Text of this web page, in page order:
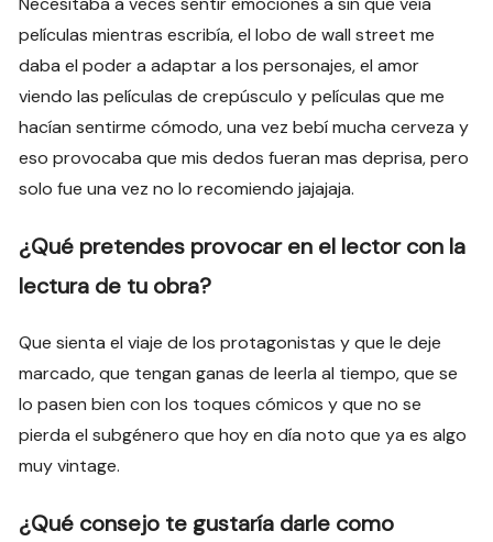
películas mientras escribía, el lobo de wall street me
daba el poder a adaptar a los personajes, el amor
viendo las películas de crepúsculo y películas que me
hacían sentirme cómodo, una vez bebí mucha cerveza y
eso provocaba que mis dedos fueran mas deprisa, pero
solo fue una vez no lo recomiendo jajajaja.
¿Qué pretendes provocar en el lector con la
lectura de tu obra?
Que sienta el viaje de los protagonistas y que le deje
marcado, que tengan ganas de leerla al tiempo, que se
lo pasen bien con los toques cómicos y que no se
pierda el subgénero que hoy en día noto que ya es algo
muy vintage.
¿Qué consejo te gustaría darle como